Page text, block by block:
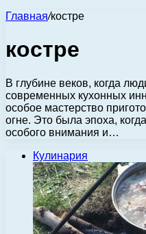
Главная/костре
костре
В глубине веков, когда
современных кухонных
особое мастерство
огне. Это была эпоха,
особого внимания и…
Кулинария